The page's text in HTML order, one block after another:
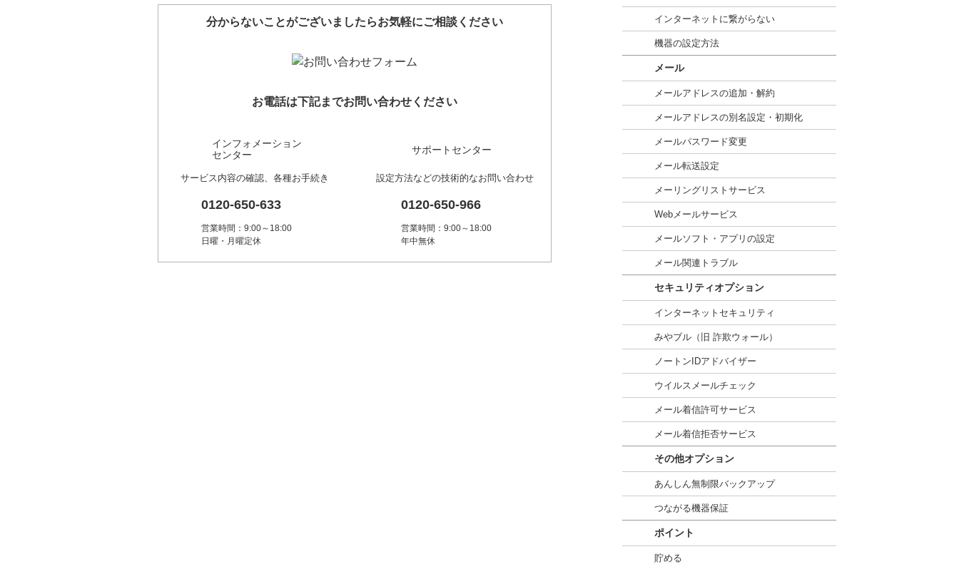
インターネットに繋がらない
機器の設定方法
メール
メールアドレスの追加・解約
メールアドレスの別名設定・初期化
メールパスワード変更
メール転送設定
メーリングリストサービス
Webメールサービス
メールソフト・アプリの設定
メール関連トラブル
セキュリティオプション
インターネットセキュリティ
みやブル（旧 詐欺ウォール）
ノートンIDアドバイザー
ウイルスメールチェック
メール着信許可サービス
メール着信拒否サービス
その他オプション
あんしん無制限バックアップ
つながる機器保証
ポイント
貯める
分からないことがございましたらお気軽にご相談ください
お電話は下記までお問い合わせください
インフォメーション
センター
サービス内容の確認、各種お手続き
0120-650-633
営業時間：9:00～18:00
日曜・月曜定休
サポートセンター
設定方法などの技術的なお問い合わせ
0120-650-966
営業時間：9:00～18:00
年中無休